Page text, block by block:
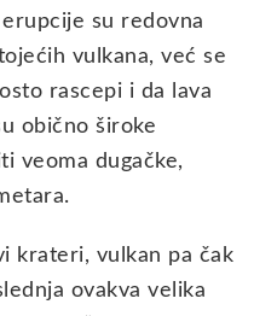
su redovna
vulkana, već se
rascepi i da lava
obično široke
veoma dugačke,
krateri, vulkan pa čak
ovakva velika